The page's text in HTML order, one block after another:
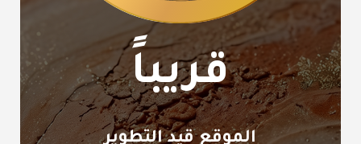
قريباً
الموقع قيد التطوير